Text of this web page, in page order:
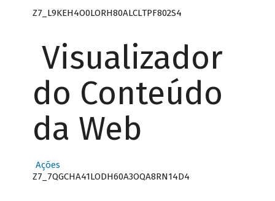
Z7_L9KEH4O0LORH80ALCLTPF802S4
Visualizador
do Conteúdo
da Web
Ações
Z7_7QGCHA41LODH60A3OQA8RN14D4